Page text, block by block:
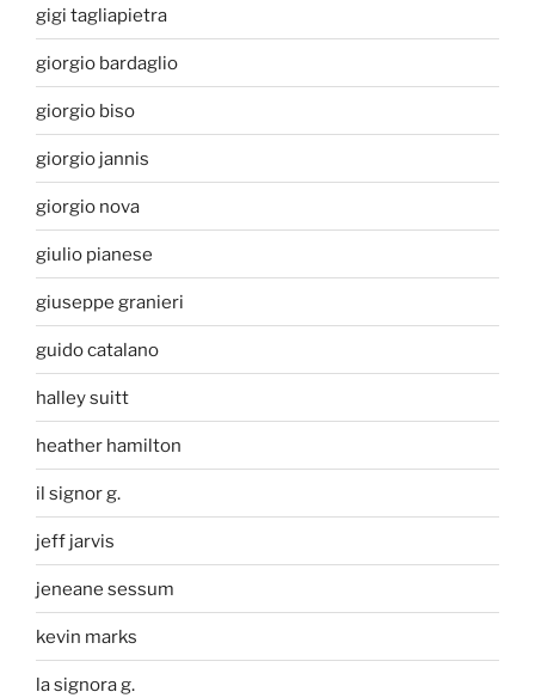
gigi tagliapietra
giorgio bardaglio
giorgio biso
giorgio jannis
giorgio nova
giulio pianese
giuseppe granieri
guido catalano
halley suitt
heather hamilton
il signor g.
jeff jarvis
jeneane sessum
kevin marks
la signora g.